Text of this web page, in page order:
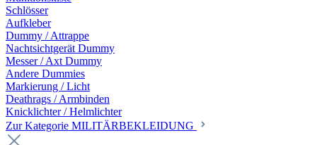
Schlösser
Aufkleber
Dummy / Attrappe
Nachtsichtgerät Dummy
Messer / Axt Dummy
Andere Dummies
Markierung / Licht
Deathrags / Armbinden
Knicklichter / Helmlichter
Zur Kategorie MILITÄRBEKLEIDUNG